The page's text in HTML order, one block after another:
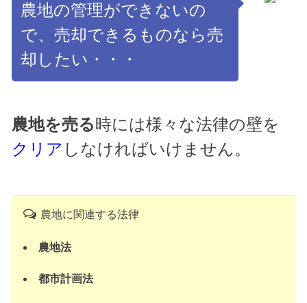
農地の管理ができないの
で、売却できるものなら売
却したい・・・
農地を売る時には様々な法律の壁を
クリア しなければいけません。
農地に関連する法律
農地法
都市計画法